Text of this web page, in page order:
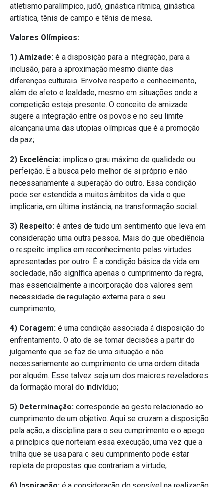
atletismo paralímpico, judô, ginástica rítmica, ginástica
artística, tênis de campo e tênis de mesa.
Valores Olímpicos:
1) Amizade: é a disposição para a integração, para a
inclusão, para a aproximação mesmo diante das
diferenças culturais. Envolve respeito e conhecimento,
além de afeto e lealdade, mesmo em situações onde a
competição esteja presente. O conceito de amizade
sugere a integração entre os povos e no seu limite
alcançaria uma das utopias olímpicas que é a promoção
da paz;
2) Excelência: implica o grau máximo de qualidade ou
perfeição. É a busca pelo melhor de si próprio e não
necessariamente a superação do outro. Essa condição
pode ser estendida a muitos âmbitos da vida o que
implicaria, em última instância, na transformação social;
3) Respeito: é antes de tudo um sentimento que leva em
consideração uma outra pessoa. Mais do que obediência
o respeito implica em reconhecimento pelas virtudes
apresentadas por outro. É a condição básica da vida em
sociedade, não significa apenas o cumprimento da regra,
mas essencialmente a incorporação dos valores sem
necessidade de regulação externa para o seu
cumprimento;
4) Coragem: é uma condição associada à disposição do
enfrentamento. O ato de se tomar decisões a partir do
julgamento que se faz de uma situação e não
necessariamente ao cumprimento de uma ordem ditada
por alguém. Esse talvez seja um dos maiores reveladores
da formação moral do indivíduo;
5) Determinação: corresponde ao gesto relacionado ao
cumprimento de um objetivo. Aqui se cruzam a disposição
pela ação, a disciplina para o seu cumprimento e o apego
a princípios que norteiam essa execução, uma vez que a
trilha que se usa para o seu cumprimento pode estar
repleta de propostas que contrariam a virtude;